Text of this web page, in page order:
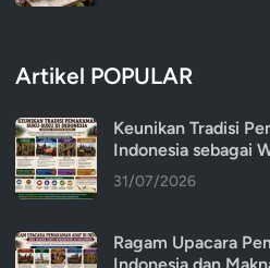
Artikel POPULAR
Keunikan Tradisi
Indonesia sebagai
31/07/2026
Ragam Upacara